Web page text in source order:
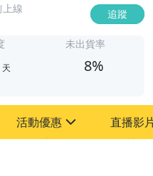
上線 追蹤
天
未出貨率
8%
活動優惠 直播影